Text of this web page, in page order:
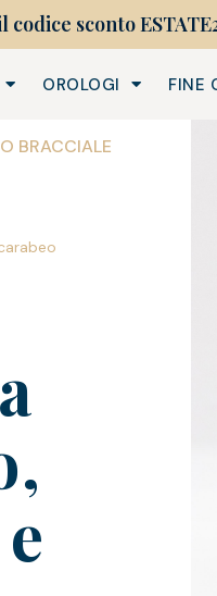
sconto
OROLOGI FINE
BRACCIALE